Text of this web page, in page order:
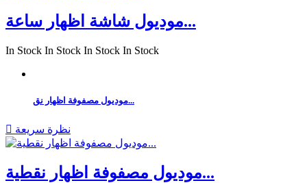
موديول شاشة اظهار ساعة...
In Stock In Stock In Stock In Stock
موديول مصفوفة اظهار نق...
 نظرة سريعة
موديول مصفوفة اظهار نقطية...